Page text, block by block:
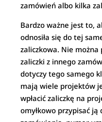
zamówień albo kilka
Bardzo ważne jest to,
odnosiła się do tej
zaliczkowa. Nie można
zaliczki z innego
dotyczy tego samego
mają wiele projektów
wpłacić zaliczkę na
omyłkowo przypisać